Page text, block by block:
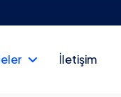
İletişim